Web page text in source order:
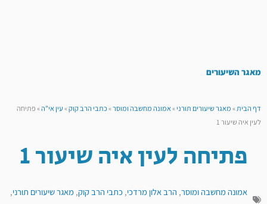
מאגר השיעורים
דף הבית»מאגר שיעורים תורני»אמונה מחשבה ומוסר»כתבי הרב קוק»עין אי"ה»פתיחה
לעין איה שיעור 1
פתיחה לעין איה שיעור 1
אמונה מחשבה ומוסר, הרב אלון מרדכי, כתבי הרב קוק, מאגר שיעורים תורני,